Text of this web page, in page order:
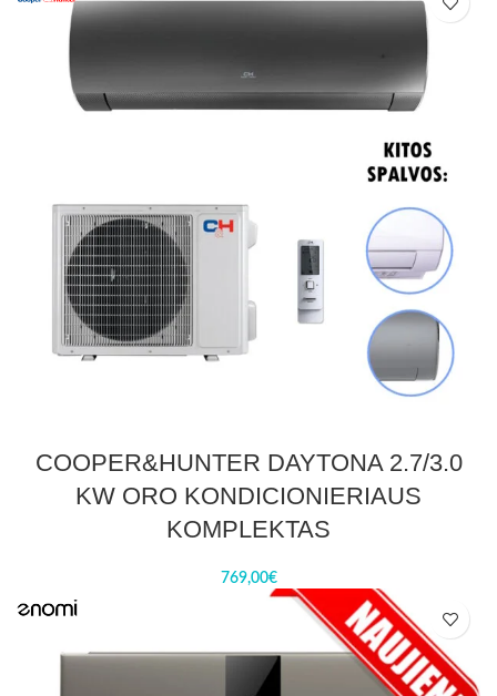
COOPER&HUNTER DAYTONA 2.7/3.0
KW ORO KONDICIONIERIAUS
KOMPLEKTAS
769,00€